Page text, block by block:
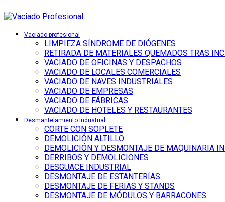
Vaciado profesional
LIMPIEZA SÍNDROME DE DIÓGENES
RETIRADA DE MATERIALES QUEMADOS TRAS
VACIADO DE OFICINAS Y DESPACHOS
VACIADO DE LOCALES COMERCIALES
VACIADO DE NAVES INDUSTRIALES
VACIADO DE EMPRESAS
VACIADO DE FÁBRICAS
VACIADO DE HOTELES Y RESTAURANTES
Desmantelamiento Industrial
CORTE CON SOPLETE
DEMOLICIÓN ALTILLO
DEMOLICIÓN Y DESMONTAJE DE MAQUINARIA
DERRIBOS Y DEMOLICIONES
DESGUACE INDUSTRIAL
DESMONTAJE DE ESTANTERÍAS
DESMONTAJE DE FERIAS Y STANDS
DESMONTAJE DE MÓDULOS Y BARRACONES